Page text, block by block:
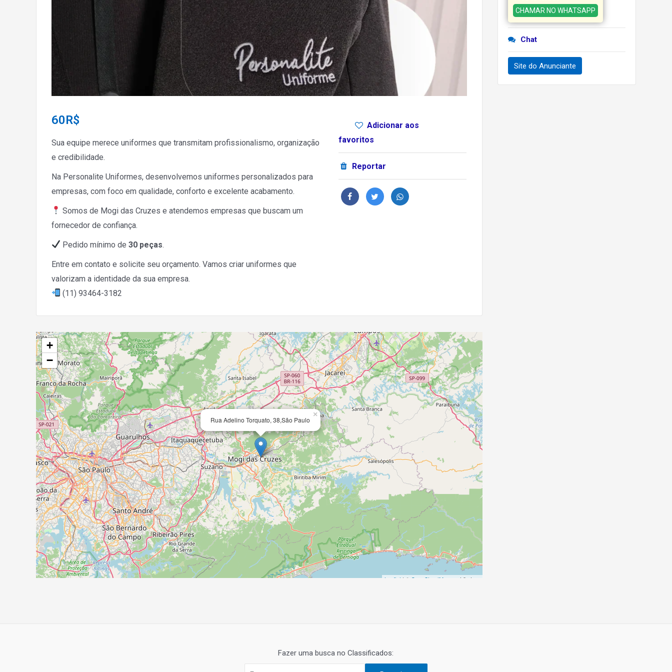
60R$
Sua equipe merece uniformes que transmitam profissionalismo, organização
e credibilidade.
Na Personalite Uniformes, desenvolvemos uniformes personalizados para
empresas, com foco em qualidade, conforto e excelente acabamento.
Somos de Mogi das Cruzes e atendemos empresas que buscam um
fornecedor de confiança.
Pedido mínimo de30 peças.
Entre em contato e solicite seu orçamento. Vamos criar uniformes que
valorizam a identidade da sua empresa.
(11) 93464-3182
Adicionar aos
favoritos
Reportar
Rua Adelino Torquato, 38,São Paulo
×
+
−
Leaflet | © OpenStreetMap contributors
CHAMAR NO WHATSAPP
Chat
Site do Anunciante
Fazer uma busca no Classificados: